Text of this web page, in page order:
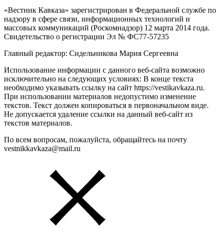
«Вестник Кавказа» зарегистрирован в Федеральной службе по
надзору в сфере связи, информационных технологий и
массовых коммуникаций (Роскомнадзор) 12 марта 2014 года.
Свидетельство о регистрации Эл № ФС77-57235
Главный редактор: Сидельникова Мария Сергеевна
Использование информации с данного веб-сайта возможно
исключительно на следующих условиях: В конце текста
необходимо указывать ссылку на сайт https://vestikavkaza.ru.
При использовании материалов недопустимо изменение
текстов. Текст должен копироваться в первоначальном виде.
Не допускается удаление ссылки на данный веб-сайт из
текстов материалов.
По всем вопросам, пожалуйста, обращайтесь на почту
vestnikkavkaza@mail.ru